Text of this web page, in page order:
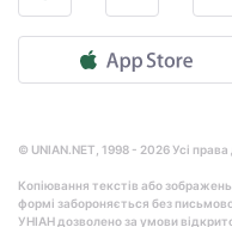
© UNIAN.NET, 1998 - 2026 Усі
Копіювання текстів або
формі забороняється без
УНІАН дозволено за умови